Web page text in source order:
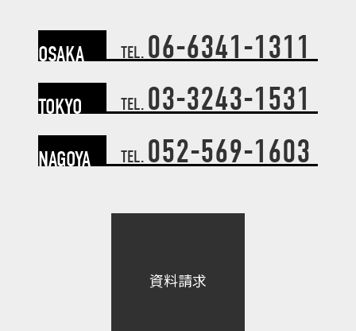
OSAKA TEL. 06-6341-1311
TOKYO TEL. 03-3243-1531
NAGOYA TEL. 052-569-1603
資料請求